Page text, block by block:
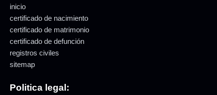
inicio
certificado de nacimiento
certificado de matrimonio
certificado de defunción
registros civiles
sitemap
Politica legal: